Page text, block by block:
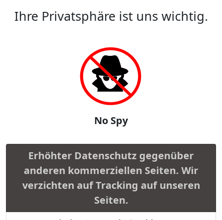
Ihre Privatsphäre ist uns wichtig.
No Spy
Erhöhter Datenschutz gegenüber
anderen kommerziellen Seiten. Wir
verzichten auf Tracking auf unseren
Seiten.